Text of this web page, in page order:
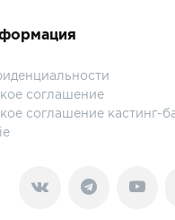
соглашение
соглашение кастинг-